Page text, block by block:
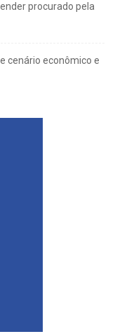
procurado pela
cenário econômico e